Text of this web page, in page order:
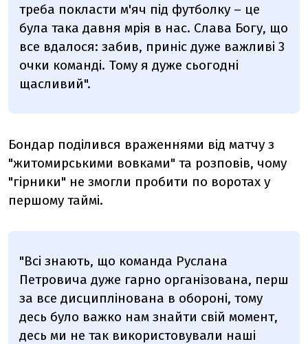
треба покласти м'яч під футболку – це
була така давня мрія в нас. Слава Богу, що
все вдалося: забив, приніс дуже важливі 3
очки команді. Тому я дуже сьогодні
щасливий".
Бондар поділився враженнями від матчу з
"житомирськими вовками" та розповів, чому
"гірники" не змогли пробити по воротах у
першому таймі.
"Всі знають, що команда Руслана
Петровича дуже гарно організована, перш
за все дисциплінована в обороні, тому
десь було важко нам знайти свій момент,
десь ми не так використовували наші